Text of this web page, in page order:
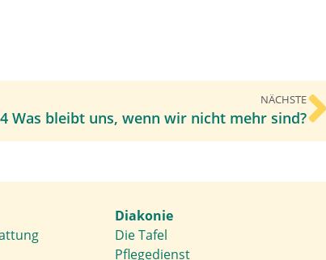
NÄCHSTE
Was bleibt uns, wenn wir nicht mehr sind?
Diakonie
Die Tafel
Pflegedienst